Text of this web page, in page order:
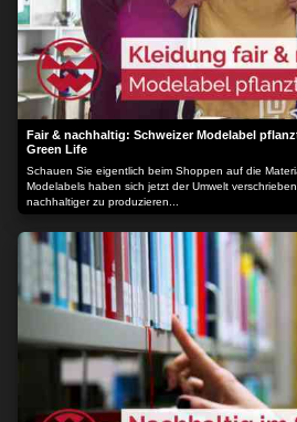
Fair & nachhaltig: Schweizer Modelabel
Green Life
Schauen Sie eigentlich beim Shoppen auf die
Modelabels haben sich jetzt der Umwelt
nachhaltiger zu produzieren...